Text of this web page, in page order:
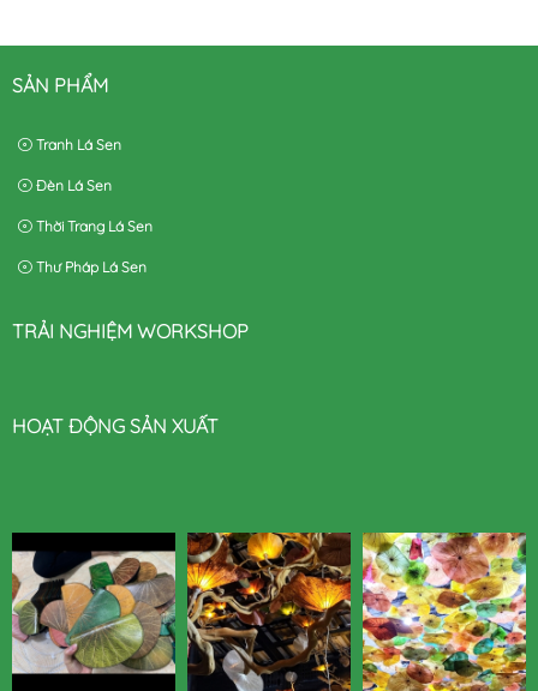
SẢN PHẨM
Tranh Lá Sen
Đèn Lá Sen
Thời Trang Lá Sen
Thư Pháp Lá Sen
TRẢI NGHIỆM WORKSHOP
HOẠT ĐỘNG SẢN XUẤT